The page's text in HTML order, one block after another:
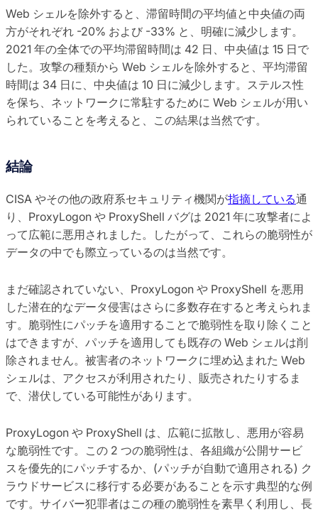
Web シェルを除外すると、滞留時間の平均値と中央値の両
方がそれぞれ -20% および -33% と、明確に減少します。
2021 年の全体での平均滞留時間は 42 日、中央値は 15 日で
した。攻撃の種類から Web シェルを除外すると、平均滞留
時間は 34 日に、中央値は 10 日に減少します。ステルス性
を保ち、ネットワークに常駐するために Web シェルが用い
られていることを考えると、この結果は当然です。
結論
CISA やその他の政府系セキュリティ機関が指摘している通
り、ProxyLogon や ProxyShell バグは 2021 年に攻撃者によ
って広範に悪用されました。したがって、これらの脆弱性が
データの中でも際立っているのは当然です。
まだ確認されていない、ProxyLogon や ProxyShell を悪用
した潜在的なデータ侵害はさらに多数存在すると考えられま
す。脆弱性にパッチを適用することで脆弱性を取り除くこと
はできますが、パッチを適用しても既存の Web シェルは削
除されません。被害者のネットワークに埋め込まれた Web
シェルは、アクセスが利用されたり、販売されたりするま
で、潜伏している可能性があります。
ProxyLogon や ProxyShell は、広範に拡散し、悪用が容易
な脆弱性です。この 2 つの脆弱性は、各組織が公開サービ
スを優先的にパッチするか、(パッチが自動で適用される) ク
ラウドサービスに移行する必要があることを示す典型的な例
です。サイバー犯罪者はこの種の脆弱性を素早く利用し、長